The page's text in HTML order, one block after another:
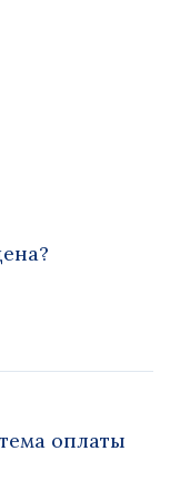
оплаты